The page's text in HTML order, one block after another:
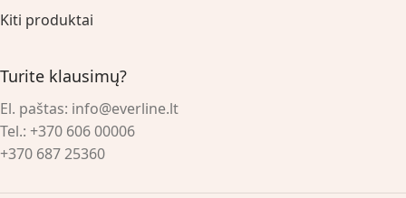
Kiti produktai
Turite klausimų?
El. paštas: info@everline.lt
Tel.: +370 606 00006
+370 687 25360